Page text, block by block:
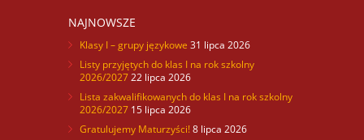
NAJNOWSZE
Klasy I – grupy językowe 31 lipca 2026
Listy przyjętych do klas I na rok szkolny
2026/202722 lipca 2026
Lista zakwalifikowanych do klas I na rok szkolny
2026/2027 15 lipca 2026
Gratulujemy Maturzyści!8 lipca 2026